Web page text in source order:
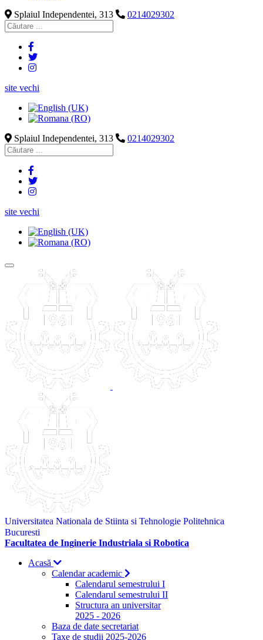
Splaiul Independentei, 313
0214029302
site vechi
Splaiul Independentei, 313 0214029302
site vechi
Universitatea Nationala de Stiinta si Tehnologie Politehnica
Bucuresti
Facultatea de Inginerie Industriala si Robotica
Acasă
Calendar academic
Calendarul semestrului I
Calendarul semestrului II
Structura an universitar
2025 - 2026
Baza de date secretariat
Taxe de studii 2025-2026